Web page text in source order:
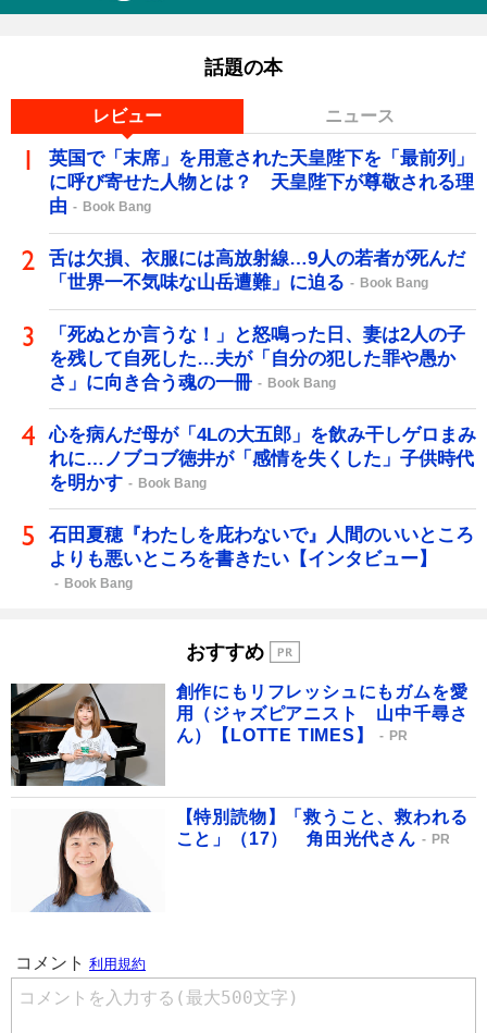
話題の本
レビュー ニュース
英国で「末席」を用意された天皇陛下を「最前列」
に呼び寄せた人物とは？ 天皇陛下が尊敬される理
由
Book Bang
舌は欠損、衣服には高放射線…9人の若者が死んだ
「世界一不気味な山岳遭難」に迫る
Book Bang
「死ぬとか言うな！」と怒鳴った日、妻は2人の子
を残して自死した…夫が「自分の犯した罪や愚か
さ」に向き合う魂の一冊
Book Bang
心を病んだ母が「4Lの大五郎」を飲み干しゲロまみ
れに…ノブコブ徳井が「感情を失くした」子供時代
を明かす
Book Bang
石田夏穂『わたしを庇わないで』人間のいいところ
よりも悪いところを書きたい【インタビュー】
Book Bang
おすすめ
創作にもリフレッシュにもガムを愛
用（ジャズピアニスト 山中千尋さ
ん）【LOTTE TIMES】
PR
【特別読物】「救うこと、救われる
こと」（17） 角田光代さん
PR